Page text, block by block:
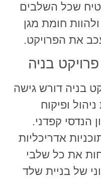
שכל השלבים
חומת מגן
את הפרויקט.
בניה
בניה דורש גישה
ופיקוח
הנדסי קפדני.
אדריכליות
את כל שלבי
של בניית שלד